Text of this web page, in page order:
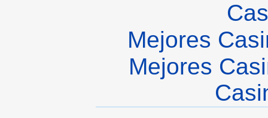
Mejores
Mejores